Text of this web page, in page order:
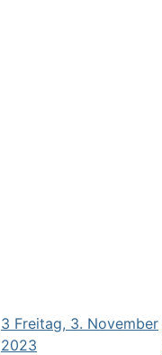
3 Freitag, 3. November
2023